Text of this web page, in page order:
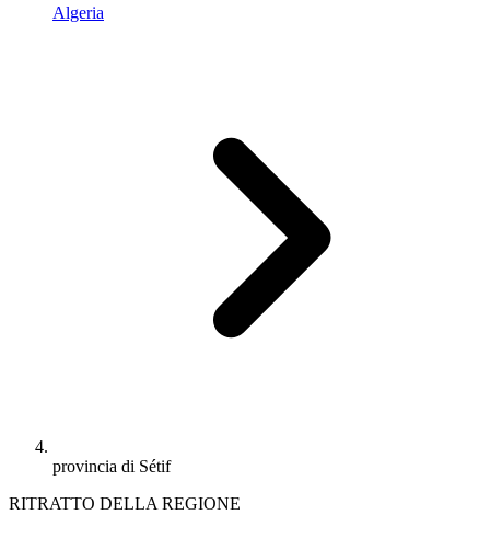
Algeria
provincia di Sétif
RITRATTO DELLA REGIONE